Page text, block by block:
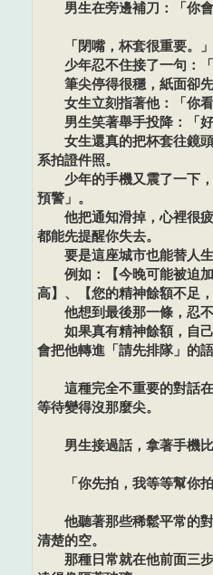
男生在旁邊補刀：「你會
「閉嘴，杯套很重要。」
少年忍不住接了一句：「
筆尖停得很穩，紙面卻先
女生立刻指著他：「你看
男生笑著舉手投降：「好
女生還真的把杯套往鏡頭
系拍證件照。
少年的手機又震了一下，
預警」。
他把通知滑掉，心裡很疲
都能先提醒你失去。
要是這座城市也能替人生
例如：【今晚可能被迫加
高】、【您的精神餘額不足
他想到最後那一條，忍不
如果真有精神餘額，自己
會把他轉進「請先排隊」的語
這種完全不重要的對話在
等待變得沒那麼尖。
男生接過話，拿著手機比
「你先拍，我等等幫你拍
他聽著那些稀鬆平常的對
清楚的空。
那種日常就在他前面三步